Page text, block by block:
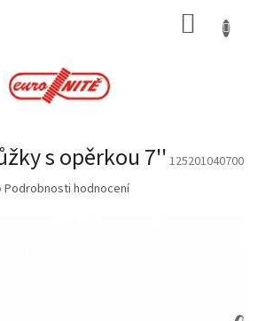
s opěrkou 7'' 125201040700
Podrobnosti hodnocení